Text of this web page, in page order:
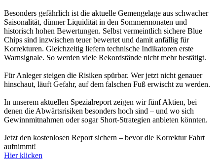
Besonders gefährlich ist die aktuelle Gemengelage aus schwacher
Saisonalität, dünner Liquidität in den Sommermonaten und
historisch hohen Bewertungen. Selbst vermeintlich sichere Blue
Chips sind inzwischen teuer bewertet und damit anfällig für
Korrekturen. Gleichzeitig liefern technische Indikatoren erste
Warnsignale. So werden viele Rekordstände nicht mehr bestätigt.
Für Anleger steigen die Risiken spürbar. Wer jetzt nicht genauer
hinschaut, läuft Gefahr, auf dem falschen Fuß erwischt zu werden.
In unserem aktuellen Spezialreport zeigen wir fünf Aktien, bei
denen die Abwärtsrisiken besonders hoch sind – und wo sich
Gewinnmitnahmen oder sogar Short-Strategien anbieten könnten.
Jetzt den kostenlosen Report sichern – bevor die Korrektur Fahrt
aufnimmt!
Hier klicken